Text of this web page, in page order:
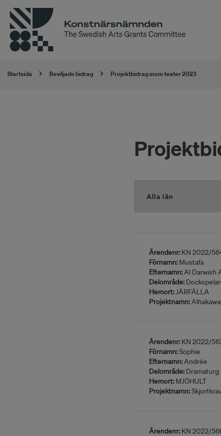
Startsida Beviljade bidrag Projektbidrag inom teater 2023
Ärendenr:KN 2022/
Förnamn:Mustafa
Efternamn:Al Darwish
Delområde:
Hemort:JÄRFÄLLA
Projektnamn:
Ärendenr:KN 2022/
Förnamn:Sophie
Efternamn:Andrée
Delområde:Dramaturg
Hemort:MJÖHULT
Projektnamn:
Ärendenr:KN 2022/